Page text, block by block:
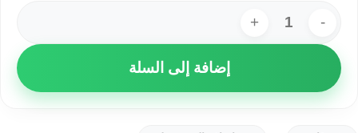
إضافة إلى السلة